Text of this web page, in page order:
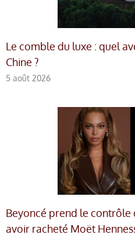
Le comble du luxe : quel
Chine ?
5 août 2026
Beyoncé prend le contrôle
avoir racheté Moët